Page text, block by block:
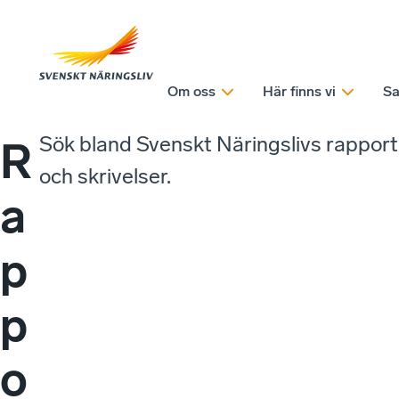
Om oss Här finns vi
R
a
p
p
o
Sök bland Svenskt Näringslivs
och skrivelser.